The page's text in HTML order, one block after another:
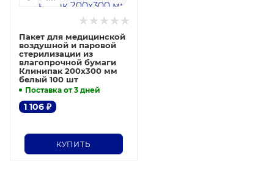
Пакет для медицинской
воздушной и паровой
стерилизации из
влагопрочной бумаги
Клинипак 200х300 мм
белый 100 шт
Поставка от 3 дней
1 106 ₽
КУПИТЬ